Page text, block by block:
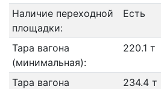
Наличие переходной
площадки:
Есть
Тара вагона
(минимальная):
220.1 т
Тара вагона
234.4 т